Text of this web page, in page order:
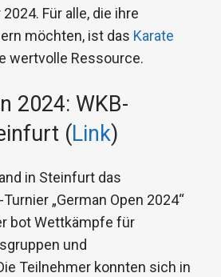
Für alle, die ihre
möchten, ist das Karate
wertvolle Ressource.
2024: WKB-
(Link)
in Steinfurt das
„German Open 2024“
bot Wettkämpfe für
und
Teilnehmer konnten sich in